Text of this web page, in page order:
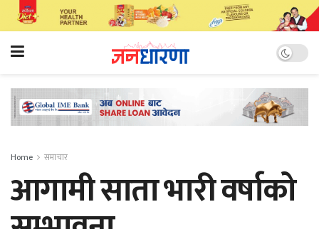
Home समाचार
आगामी साता भारी वर्षाको